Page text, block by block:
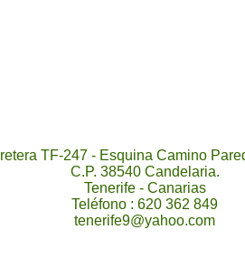
TF-247 - Esquina Camino
C.P. 38540 Candelaria.
Tenerife - Canarias
Teléfono : 620 362 849
tenerife9@yahoo.com